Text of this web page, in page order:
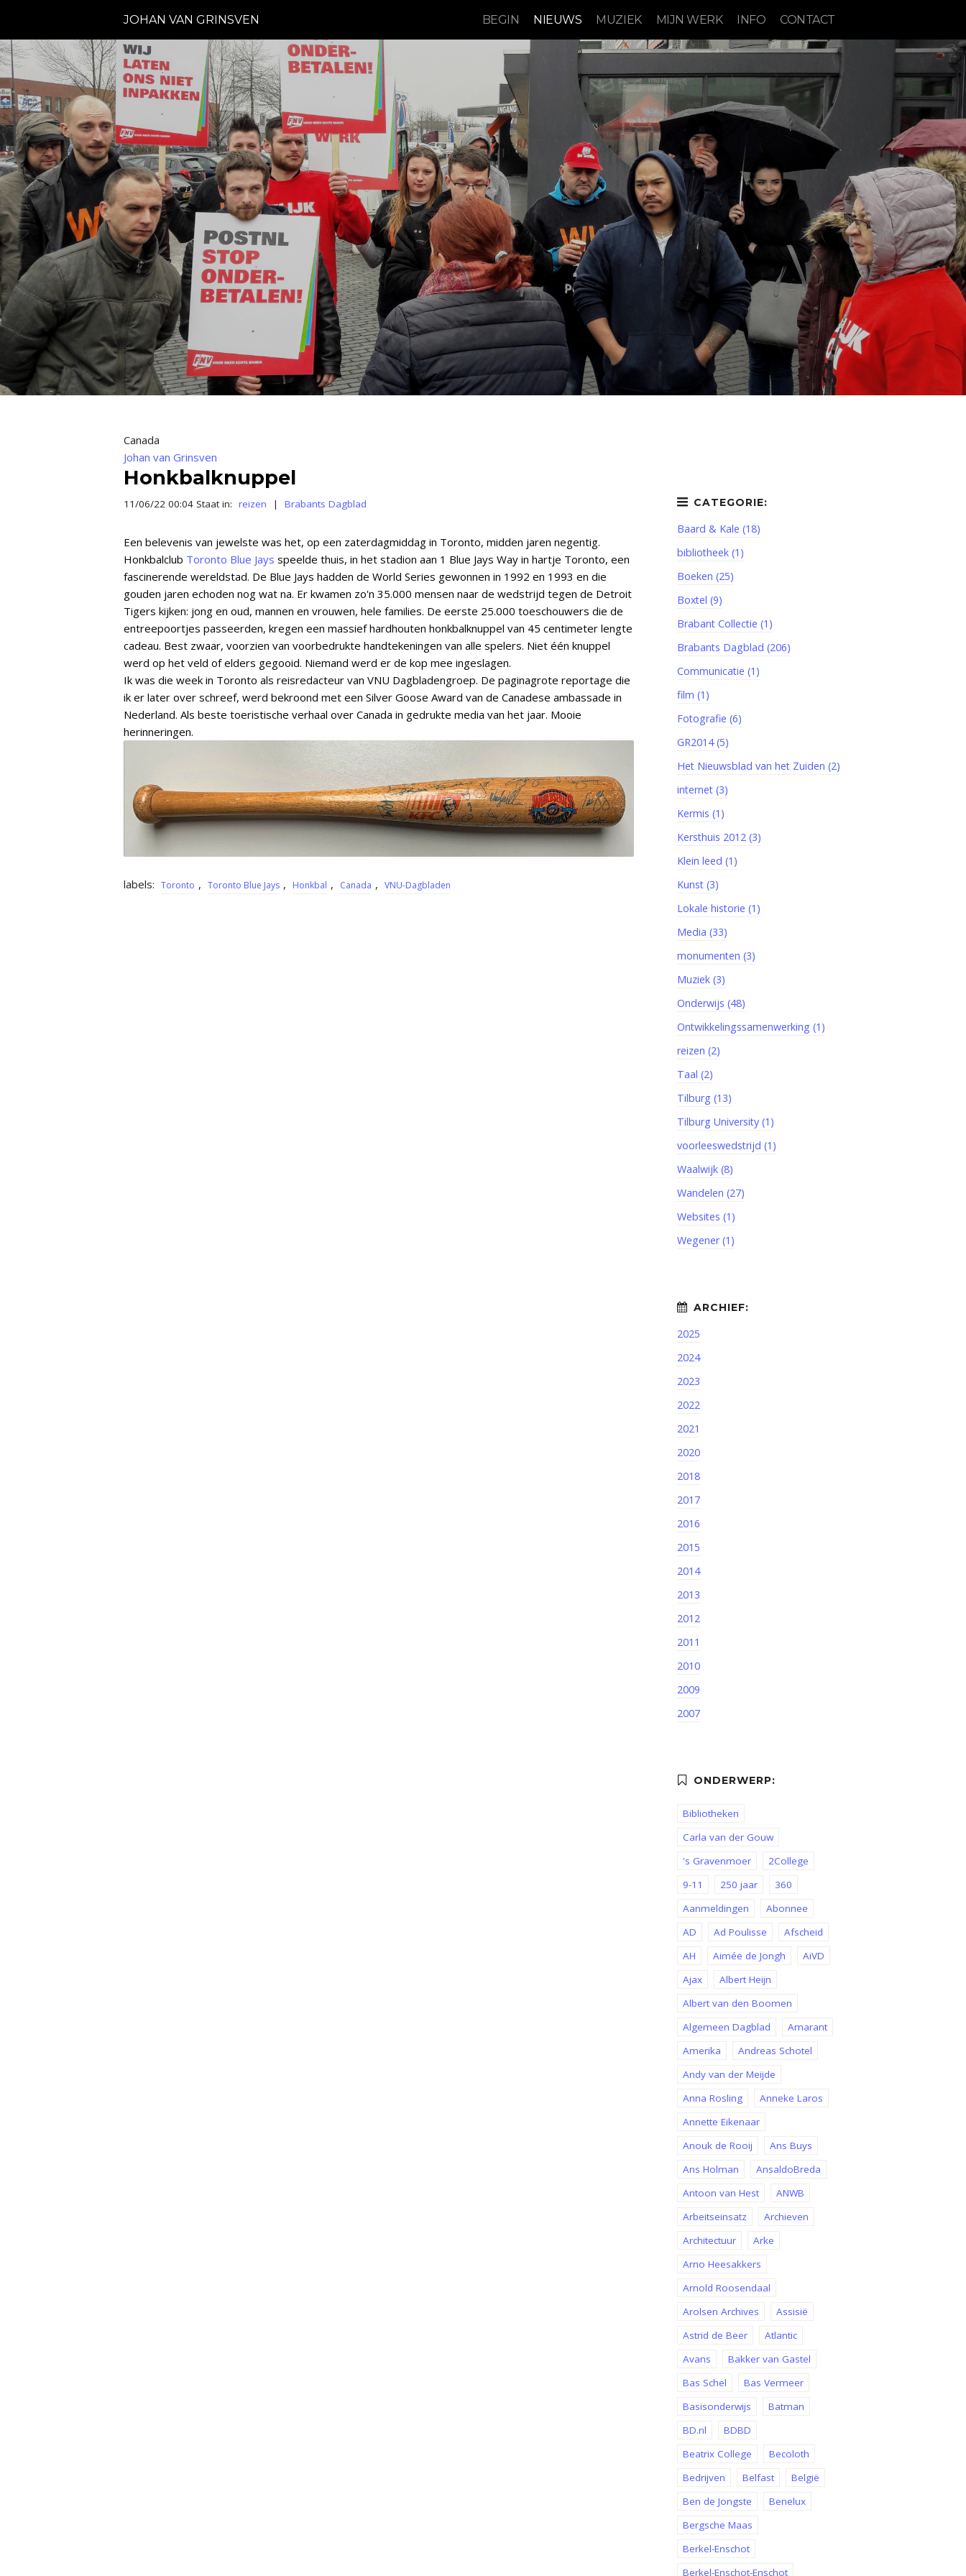
JOHAN VAN GRINSVEN BEGIN NIEUWS MUZIEK MIJN WERK INFO CONTACT
Canada
Johan van Grinsven
Honkbalknuppel
11/06/22 00:04 Staat in: reizen | Brabants Dagblad
Een belevenis van jewelste was het, op een zaterdagmiddag in Toronto, midden jaren negentig.
Honkbalclub Toronto Blue Jays speelde thuis, in het stadion aan 1 Blue Jays Way in hartje Toronto, een
fascinerende wereldstad. De Blue Jays hadden de World Series gewonnen in 1992 en 1993 en die
gouden jaren echoden nog wat na. Er kwamen zo'n 35.000 mensen naar de wedstrijd tegen de Detroit
Tigers kijken: jong en oud, mannen en vrouwen, hele families. De eerste 25.000 toeschouwers die de
entreepoortjes passeerden, kregen een massief hardhouten honkbalknuppel van 45 centimeter lengte
cadeau. Best zwaar, voorzien van voorbedrukte handtekeningen van alle spelers. Niet één knuppel
werd op het veld of elders gegooid. Niemand werd er de kop mee ingeslagen.
Ik was die week in Toronto als reisredacteur van VNU Dagbladengroep. De paginagrote reportage die
ik er later over schreef, werd bekroond met een Silver Goose Award van de Canadese ambassade in
Nederland. Als beste toeristische verhaal over Canada in gedrukte media van het jaar. Mooie
herinneringen.
labels: Toronto , Toronto Blue Jays , Honkbal , Canada , VNU-Dagbladen
Baard & Kale (18)
bibliotheek (1)
Boeken (25)
Boxtel (9)
Brabant Collectie (1)
Brabants Dagblad (206)
Communicatie (1)
film (1)
Fotografie (6)
GR2014 (5)
Het Nieuwsblad van het Zuiden (2)
internet (3)
Kermis (1)
Kersthuis 2012 (3)
Klein leed (1)
Kunst (3)
Lokale historie (1)
Media (33)
monumenten (3)
Muziek (3)
Onderwijs (48)
Ontwikkelingssamenwerking (1)
reizen (2)
Taal (2)
Tilburg (13)
Tilburg University (1)
voorleeswedstrijd (1)
Waalwijk (8)
Wandelen (27)
Websites (1)
Wegener (1)
2025
2024
2023
2022
2021
2020
2018
2017
2016
2015
2014
2013
2012
2011
2010
2009
2007
Bibliotheken
Carla van der Gouw
's Gravenmoer
2College
9-11
250 jaar
360
Aanmeldingen
Abonnee
AD
Ad Poulisse
Afscheid
AH
Aimée de Jongh
AiVD
Ajax
Albert Heijn
Albert van den Boomen
Algemeen Dagblad
Amarant
Amerika
Andreas Schotel
Andy van der Meijde
Anna Rosling
Anneke Laros
Annette Eikenaar
Anouk de Rooij
Ans Buys
Ans Holman
AnsaldoBreda
Antoon van Hest
ANWB
Arbeitseinsatz
Archieven
Architectuur
Arke
Arno Heesakkers
Arnold Roosendaal
Arolsen Archives
Assisië
Astrid de Beer
Atlantic
Avans
Bakker van Gastel
Bas Schel
Bas Vermeer
Basisonderwijs
Batman
BD.nl
BDBD
Beatrix College
Becoloth
Bedrijven
Belfast
België
Ben de Jongste
Benelux
Bergsche Maas
Berkel-Enschot
Berkel-Enschot-Enschot